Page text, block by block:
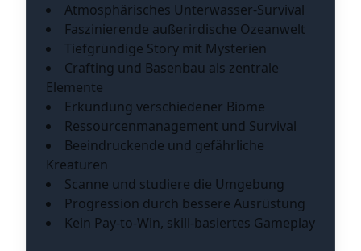
Atmosphärisches Unterwasser-Survival
Faszinierende außerirdische Ozeanwelt
Tiefgründige Story mit Mysterien
Crafting und Basenbau als zentrale
Elemente
Erkundung verschiedener Biome
Ressourcenmanagement und Survival
Beeindruckende und gefährliche
Kreaturen
Scanne und studiere die Umgebung
Progression durch bessere Ausrüstung
Kein Pay-to-Win, skill-basiertes Gameplay